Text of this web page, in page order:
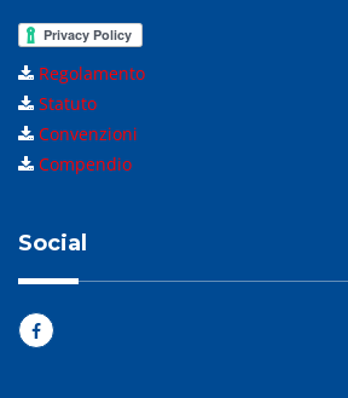
Regolamento
Statuto
Convenzioni
Compendio
Social